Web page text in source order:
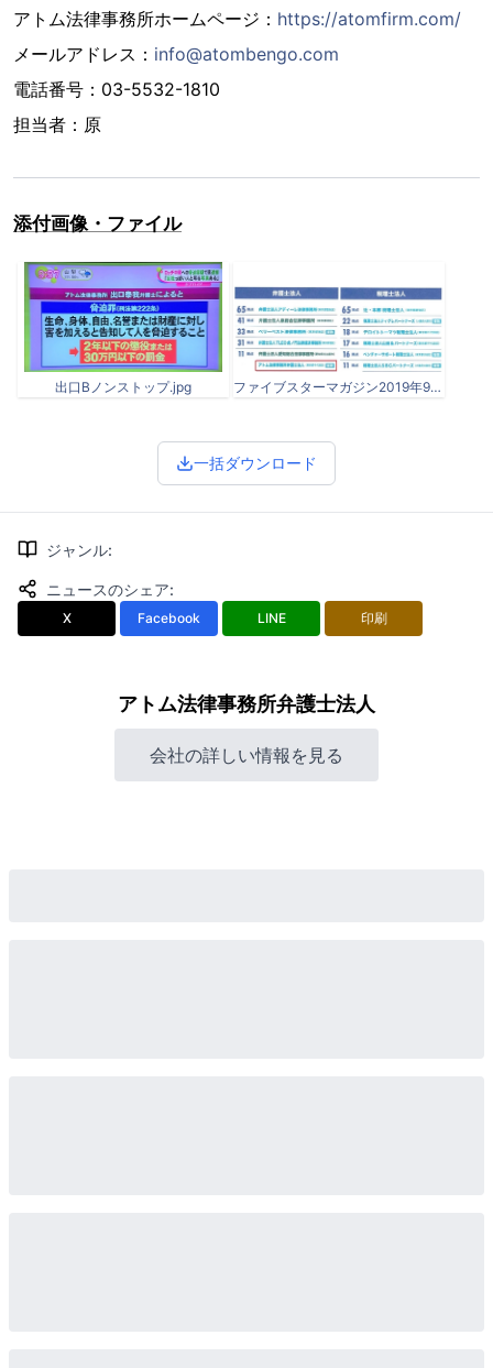
アトム法律事務所ホームページ： https://atomfirm.com/
メールアドレス： info@atombengo.com
電話番号：03-5532-1810
担当者：原
添付画像・ファイル
出口Bノンストップ.jpg ファイブスターマガジン2019年9月号（NEW）.jpg
一括ダウンロード
ジャンル:
ニュースのシェア:
X Facebook LINE 印刷
アトム法律事務所弁護士法人
会社の詳しい情報を見る